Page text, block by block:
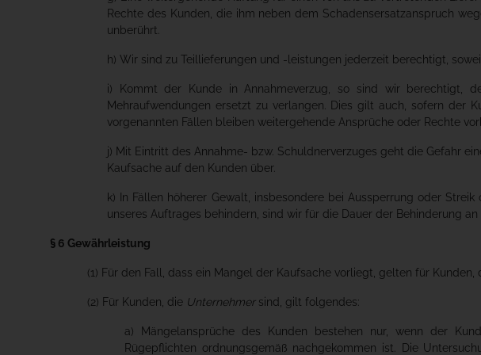
Rechte des Kunden, die ihm neben dem Schadensersatzanspruch
unberührt.
h) Wir sind zu Teillieferungen und -leistungen jederzeit berechtigt,
i) Kommt der Kunde in Annahmeverzug, so sind wir berechtigt,
Mehraufwendungen ersetzt zu verlangen. Dies gilt auch, sofern der
vorgenannten Fällen bleiben weitergehende Ansprüche oder Rechte
j) Mit Eintritt des Annahme- bzw. Schuldnerverzuges geht die Gefahr
Kaufsache auf den Kunden über.
k) In Fällen höherer Gewalt, insbesondere bei Aussperrung oder
unseres Auftrages behindern, sind wir für die Dauer der Behinderung
§ 6 Gewährleistung
(1) Für den Fall, dass ein Mangel der Kaufsache vorliegt, gelten für Kunden,
(2) Für Kunden, die Unternehmersind, gilt folgendes:
a) Mängelansprüche des Kunden bestehen nur, wenn der
Rügepflichten ordnungsgemäß nachgekommen ist. Die